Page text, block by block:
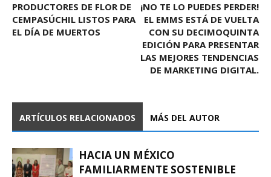
PRODUCTORES DE FLOR DE
CEMPASÚCHIL LISTOS PARA
EL DÍA DE MUERTOS
¡NO TE LO PUEDES PERDER!
EL EMMS ESTÁ DE VUELTA
CON SU DECIMOQUINTA
EDICIÓN PARA PRESENTAR
LAS MEJORES TENDENCIAS
DE MARKETING DIGITAL.
ARTÍCULOS RELACIONADOS MÁS DEL AUTOR
HACIA UN MÉXICO
FAMILIARMENTE SOSTENIBLE